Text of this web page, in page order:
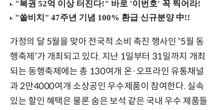
가정의 달 5월을 맞아 전국적 소비 촉진 행사인 '5월 동
행축제'가 개최되고 있다. 지난 1일부터 31일까지 개최
되는 동행축제에는 총 130여개 온·오프라인 유통채널
과 2만4000여개 소상공인 우수제품이 참여한다. 실속
있는 할인 혜택은 물론 숨은 보석 같은 국내 우수 제품들